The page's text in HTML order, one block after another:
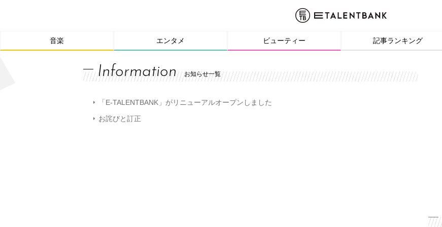
音楽 エンタメ ビューティー 記事ランキング
Information お知らせ一覧
「E-TALENTBANK」がリニューアルオープンしました
お詫びと訂正